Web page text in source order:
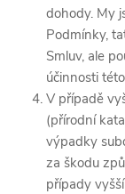
dohody. My
Podmínky,
Smluv, ale
účinnosti
V případě
(přírodní
výpadky
za škodu
případy